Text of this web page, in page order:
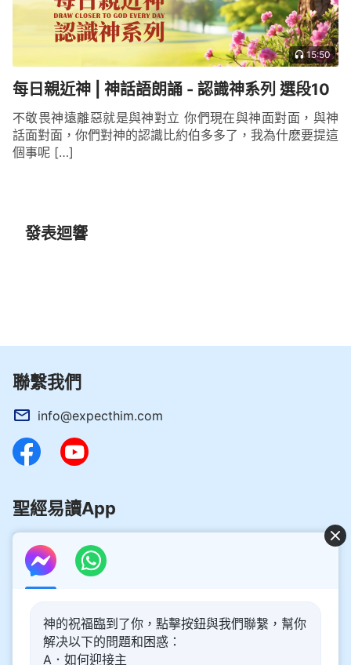
15:50
每日親近神 | 神話語朗誦 - 認識神系列 選段10
不敬畏神遠離惡就是與神對立 你們現在與神面對面，與神
話面對面，你們對神的認識比約伯多多了，我為什麽要提這
個事呢 […]
發表迴響
聯繫我們
info@expecthim.com
聖經易讀App
你想了解主再來的奥秘，喜迎主重歸嗎？以下内容將為你帶
來幫助。請點擊進入閲讀、觀看！
神的祝福臨到了你，點擊按鈕與我們聯繫，幫你
解决以下的問題和困惑：
A．如何迎接主